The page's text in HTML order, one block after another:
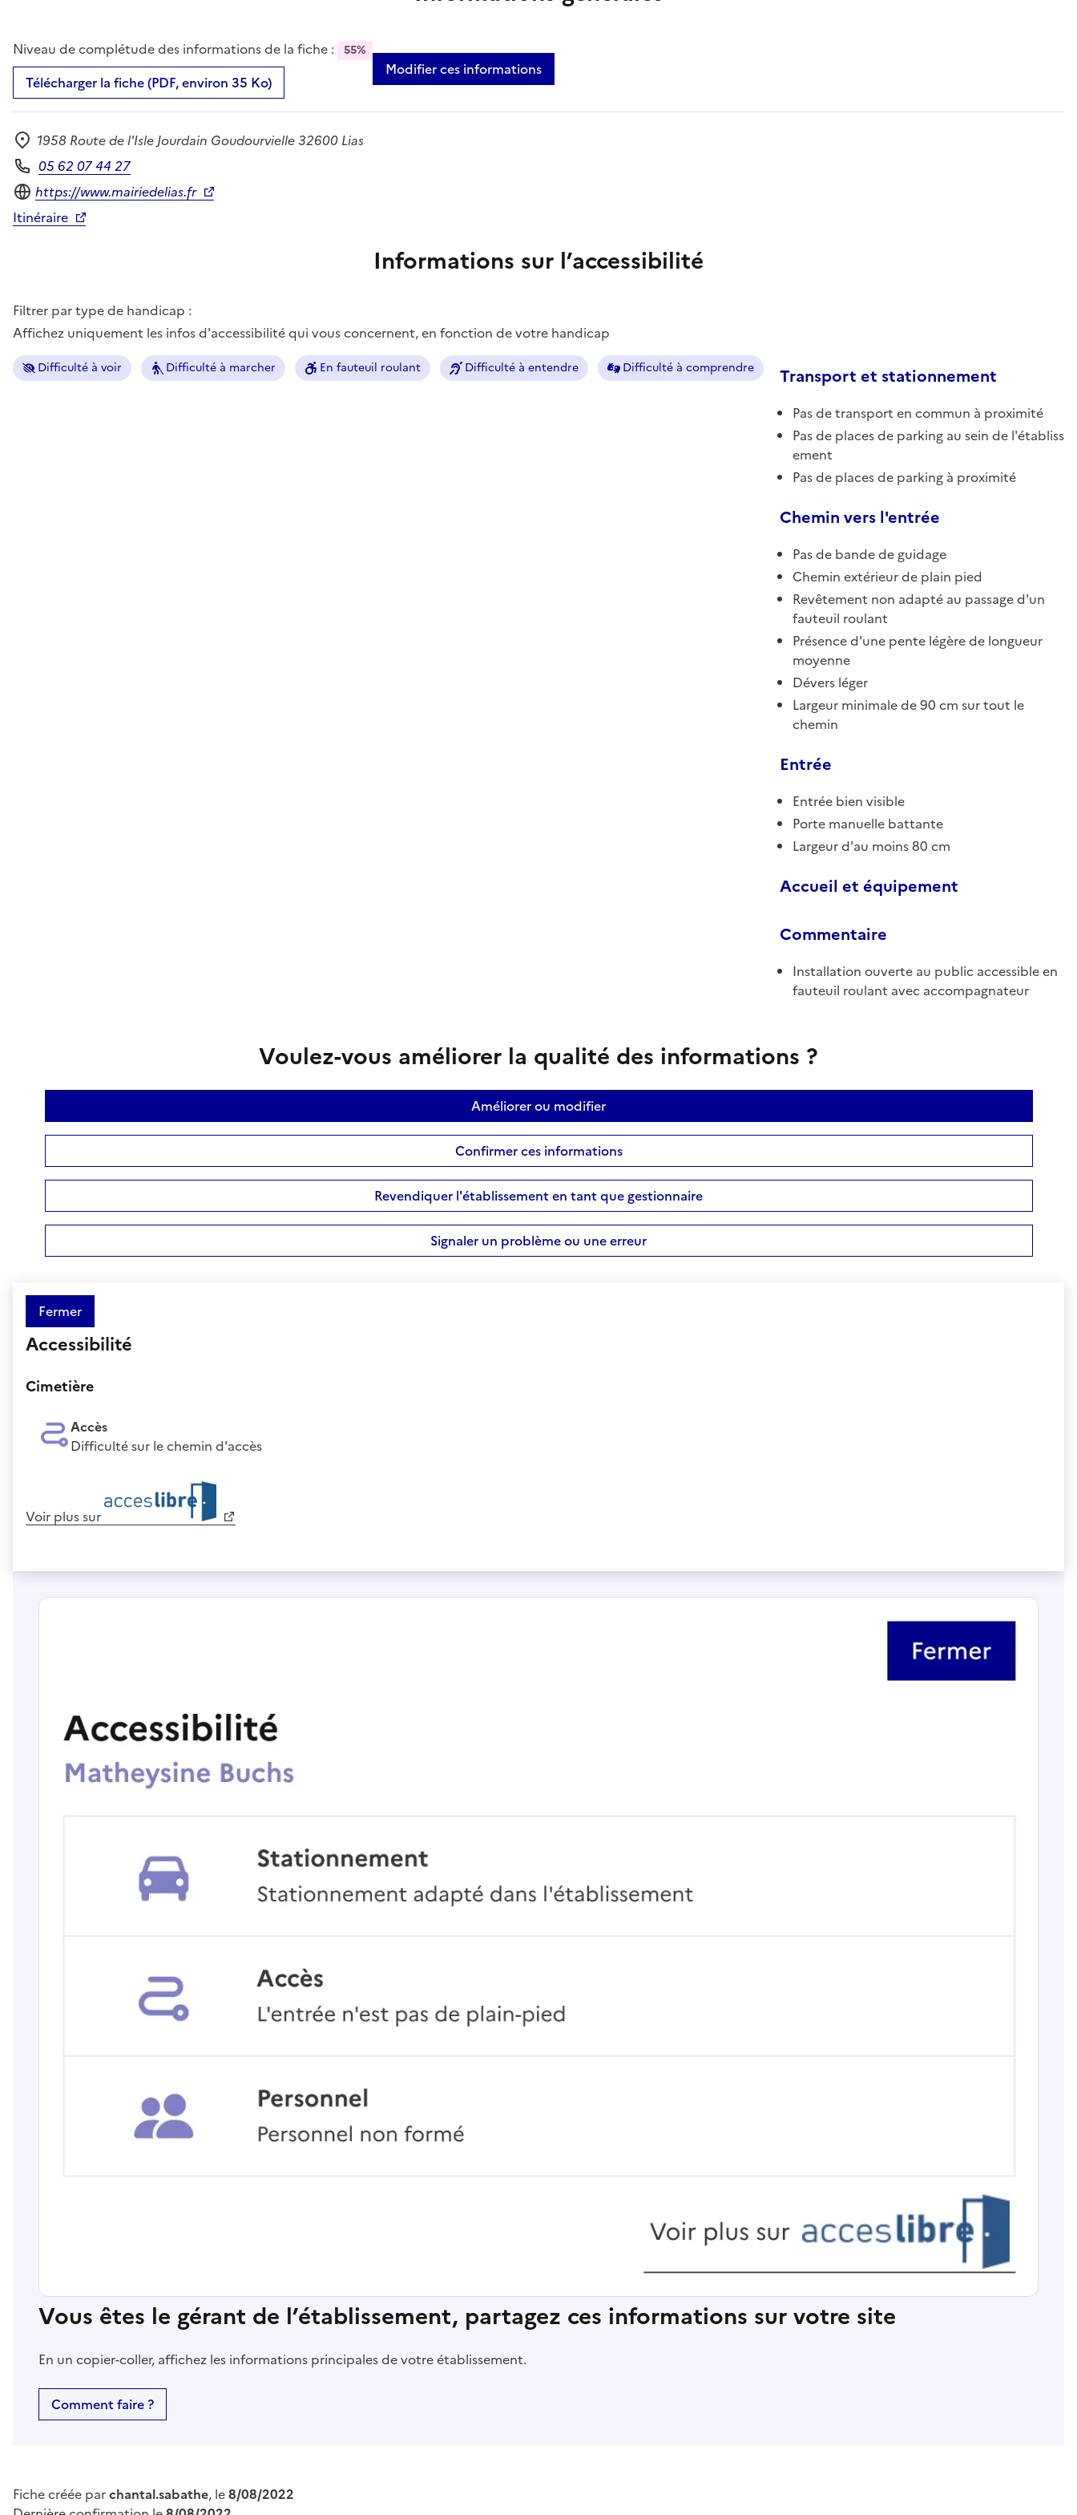
Niveau de complétude des informations de la fiche : 55%
Télécharger la fiche (PDF, environ 35 Ko)
Modifier ces informations
Adresse
1958 Route de l'Isle Jourdain Goudourvielle 32600 Lias
Téléphone
05 62 07 44 27
Site internet
https://www.mairiedelias.fr
Itinéraire
Informations sur l’accessibilité
Filtrer par type de handicap :
Affichez uniquement les infos d'accessibilité qui vous concernent, en fonction de votre handicap
Difficulté à voir Difficulté à marcher En fauteuil roulant Difficulté à entendre Difficulté à comprendre Transport et stationnement
Pas de transport en commun à proximité
Pas de places de parking au sein de l'établiss
ement
Pas de places de parking à proximité
Chemin vers l'entrée
Pas de bande de guidage
Chemin extérieur de plain pied
Revêtement non adapté au passage d'un
fauteuil roulant
Présence d'une pente légère de longueur
moyenne
Dévers léger
Largeur minimale de 90 cm sur tout le
chemin
Entrée
Entrée bien visible
Porte manuelle battante
Largeur d'au moins 80 cm
Accueil et équipement
Commentaire
Installation ouverte au public accessible en
fauteuil roulant avec accompagnateur
Voulez-vous améliorer la qualité des informations ?
Améliorer ou modifier
Confirmer ces informations
Revendiquer l'établissement en tant que gestionnaire
Signaler un problème ou une erreur
Fermer
Accessibilité
Cimetière
Accès
Difficulté sur le chemin d'accès
Voir plus sur
Vous êtes le gérant de l’établissement, partagez ces informations sur votre site
En un copier-coller, affichez les informations principales de votre établissement.
Comment faire ?
Fiche créée parchantal.sabathe, le8/08/2022